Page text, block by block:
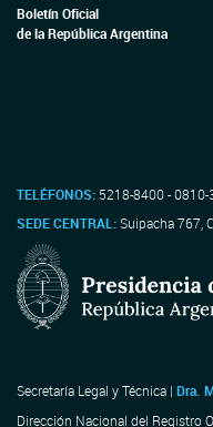
Boletín Oficial
de la República Argentina
TELÉFONOS: 5218-8400 - 0810-
SEDE CENTRAL:Suipacha 767,
Secretaría Legal y Técnica | Dra.
Dirección Nacional del Registro